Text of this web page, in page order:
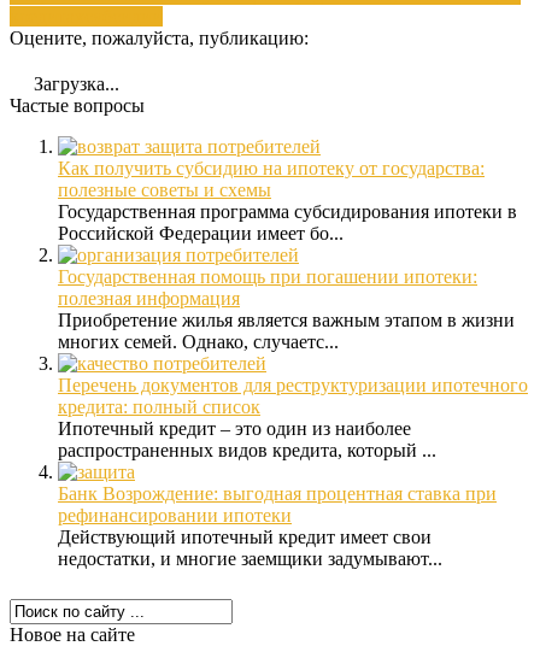
Оцените, пожалуйста, публикацию:
Загрузка...
Частые вопросы
Как получить субсидию на ипотеку от государства:
полезные советы и схемы
Государственная программа субсидирования ипотеки в
Российской Федерации имеет бо...
Государственная помощь при погашении ипотеки:
полезная информация
Приобретение жилья является важным этапом в жизни
многих семей. Однако, случаетс...
Перечень документов для реструктуризации ипотечного
кредита: полный список
Ипотечный кредит – это один из наиболее
распространенных видов кредита, который ...
Банк Возрождение: выгодная процентная ставка при
рефинансировании ипотеки
Действующий ипотечный кредит имеет свои
недостатки, и многие заемщики задумывают...
Новое на сайте